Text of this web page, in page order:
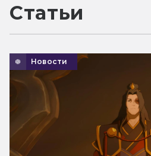
Статьи
Новости